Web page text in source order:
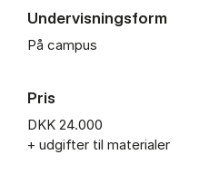
Undervisningsform
På campus
Pris
DKK 24.000
+ udgifter til materialer